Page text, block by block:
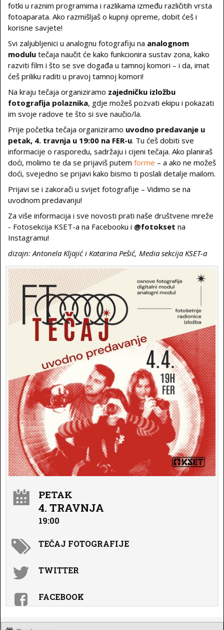
fotki u raznim programima i razlikama između različitih vrsta
fotoaparata. Ako razmišljaš o kupnji opreme, dobit ćeš i
korisne savjete!
Svi zaljubljenici u analognu fotografiju na analognom
modulu tečaja naučit će kako funkcionira sustav zona, kako
razviti film i što se sve događa u tamnoj komori – i da, imat
ćeš priliku raditi u pravoj tamnoj komori!
Na kraju tečaja organiziramo zajedničku izložbu
fotografija polaznika, gdje možeš pozvati ekipu i pokazati
im svoje radove te što si sve naučio/la.
Prije početka tečaja organiziramo uvodno predavanje u
petak, 4. travnja u 19:00 na FER-u. Tu ćeš dobiti sve
informacije o rasporedu, sadržaju i cijeni tečaja. Ako planiraš
doći, molimo te da se prijaviš putem forme – a ako ne možeš
doći, svejedno se prijavi kako bismo ti poslali detalje mailom.
Prijavi se i zakorači u svijet fotografije – Vidimo se na
uvodnom predavanju!
Za više informacija i sve novosti prati naše društvene mreže
- Fotosekcija KSET-a na Facebooku i @fotokset na
Instagramu!
dizajn: Antonela Kljajić i Katarina Pešić, Media sekcija KSET-a
PETAK
4. TRAVNJA
19:00
TEČAJ FOTOGRAFIJE
TWITTER
FACEBOOK